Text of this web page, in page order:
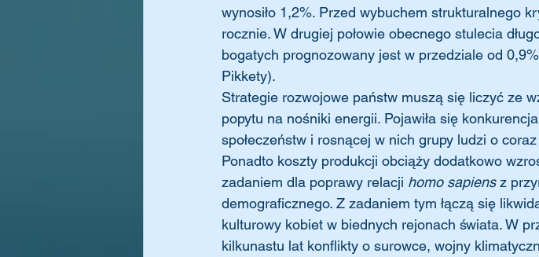
wynosiło 1,2%. Przed wybuchem strukturalnego
rocznie. W drugiej połowie obecnego stulecia
bogatych prognozowany jest w przedziale od
Pikkety).
Strategie rozwojowe państw muszą się liczyć ze
popytu na nośniki energii. Pojawiła się
społeczeństw i rosnącej w nich grupy ludzi o
Ponadto koszty produkcji obciąży dodatkowo
zadaniem dla poprawy relacji homo sapiens z
demograficznego. Z zadaniem tym łączą się
kulturowy kobiet w biednych rejonach świata. W
kilkunastu lat konflikty o surowce, wojny